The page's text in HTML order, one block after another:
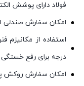
فولاد دارای پوشش
امکان سفارش صندلی
درجه برای رفع خستگی
امکان سفارش روکش